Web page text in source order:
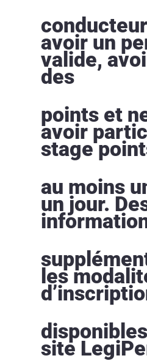
avoir un
valide,
des
points et
avoir
stage
au moins
un jour.
les
site